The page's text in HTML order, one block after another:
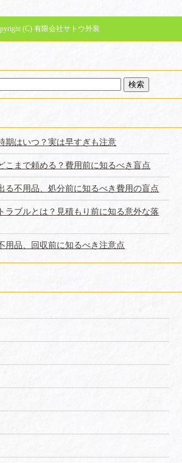
(C) 有限会社サトウ外装
期はいつ？実は早すぎも注意
こまで頼める？費用前に知るべき盲点
る不用品、処分前に知るべき費用の盲点
ラブルとは？見積もり前に知る意外な落
用品、回収前に知るべき注意点